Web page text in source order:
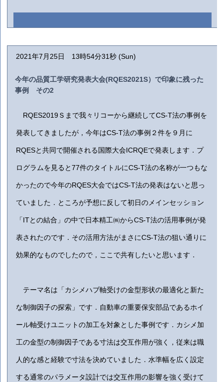
2021年7月25日 13時54分31秒 (Sun)
今年の品質工学研究発表大会(RQES2021S）で印象に残った
事例 その2
RQES2019Ｓまで我々リコーから継続してCS-T法の事例を
発表してきましたが，今年はCS-T法の事例２件を９月に
RQESと共同で開催される国際大会ICRQEで発表します．プ
ログラムを見ると77件のタイトルにCS-T法の名称が一つもな
かったので今年のRQES大会ではCS-T法の発表はないと思っ
ていました．ところが予想に反して初日のメインセッション
「ITとの結合」の中で日本精工㈱からCS-T法の活用事例が発
表されたのです．その活用方法がまさにCS-T法の狙い通りに
効果的なものでしたので，ここで共有したいと思います．
テーマ名は「カシメハブ軸受けの金型形状の最適化と新た
な制御因子の探索」です．自動車の重要保安部品であるホイ
ール軸受けユニットの加工を対象とした事例です．カシメ加
工の金型の制御因子である寸法は交互作用が強く，従来は職
人的な感と経験で寸法を決めていました．水準幅を広く設定
する通常のパラメータ設計では交互作用の影響を強く受けて